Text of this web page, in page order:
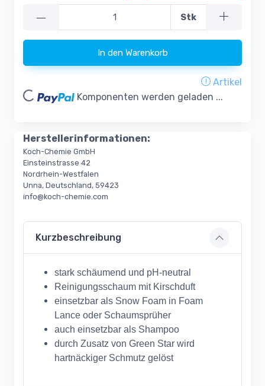
— Stk
In den Warenkorb
Artikel
Loading... Komponenten werden geladen ...
Herstellerinformationen:
Koch-Chemie GmbH
Einsteinstrasse 42
Nordrhein-Westfalen
Unna, Deutschland, 59423
info@koch-chemie.com
Kurzbeschreibung
stark schäumend und pH-neutral
Reinigungsschaum mit Kirschduft
einsetzbar als Snow Foam in Foam
Lance oder Schaumsprüher
auch einsetzbar als Shampoo
durch Zusatz von Green Star wird
hartnäckiger Schmutz gelöst